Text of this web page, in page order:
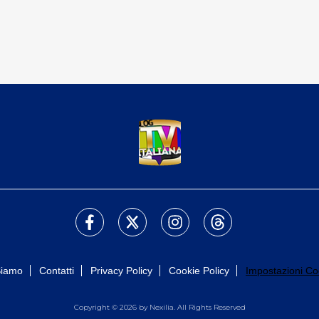
Contatti Privacy Policy Cookie Policy Impostazioni
Copyright © 2026 by Nexilia. All Rights Reserved